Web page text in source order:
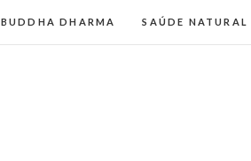
BUDDHA DHARMA SAÚDE NATURAL